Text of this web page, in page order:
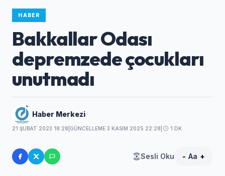
HABER
Bakkallar Odası
depremzede çocukları
unutmadı
Haber Merkezi
21 ŞUBAT 2023 18:28 GÜNCELLEME 3 KASIM 2025 22:28 1 DK
Sesli Oku - Aa +